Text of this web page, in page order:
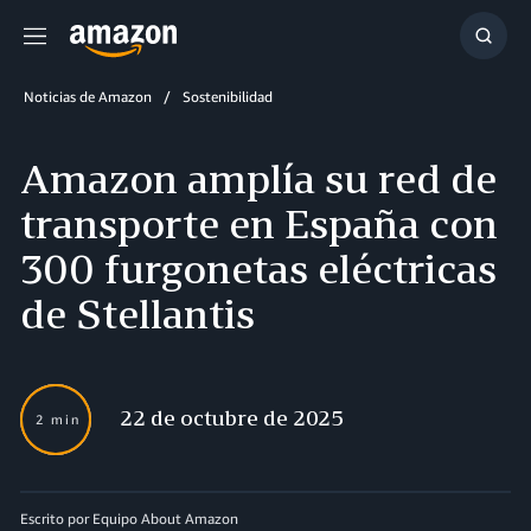
Menú
Noticias de Amazon Sostenibilidad
Amazon amplía su red de
transporte en España con
300 furgonetas eléctricas
de Stellantis
2 min 22 de octubre de 2025
Escrito por Equipo About Amazon